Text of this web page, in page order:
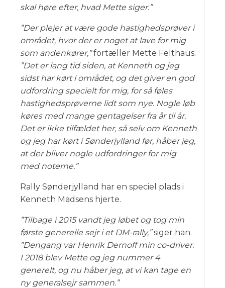
skal høre efter, hvad Mette siger.”
”Der plejer at være gode hastighedsprøver i
området, hvor der er noget at lave for mig
som andenkører,”fortæller Mette Felthaus.
”Det er lang tid siden, at Kenneth og jeg
sidst har kørt i området, og det giver en god
udfordring specielt for mig, for så føles
hastighedsprøverne lidt som nye. Nogle løb
køres med mange gentagelser fra år til år.
Det er ikke tilfældet her, så selv om Kenneth
og jeg har kørt i Sønderjylland før, håber jeg,
at der bliver nogle udfordringer for mig
med noterne.”
Rally Sønderjylland har en speciel plads i
Kenneth Madsens hjerte.
”Tilbage i 2015 vandt jeg løbet og tog min
første generelle sejr i et DM-rally,”siger han.
”Dengang var Henrik Dernoff min co-driver.
I 2018 blev Mette og jeg nummer 4
generelt, og nu håber jeg, at vi kan tage en
ny generalsejr sammen.”